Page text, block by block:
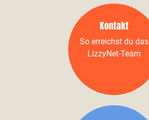
Kontakt
So erreichst du das
LizzyNet-Team